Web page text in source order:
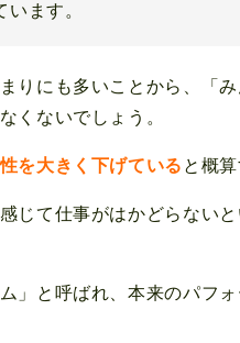
います。
りにも多いことから、「
くないでしょう。
を大きく下げている と概
じて仕事がはかどらない
」と呼ばれ、本来のパフ